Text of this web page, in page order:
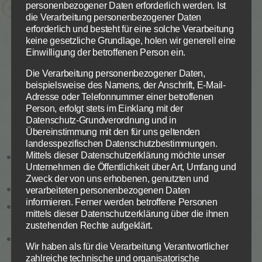
Eden: Rettung und Fruchtbarkeit und Leben. Das
alles wird nur möglich durch Buße, Umkehr und den
Geist Gottes, der auf sein Volk ausgegossen wird.
Dann erst kann und will Gott wieder bei seinem Volk
und in ihrer Mitte wohnen.
Segensspuren
Sündig gottfern zu leben bringt Not,
Zerstörung, Spott &Tod.
Gott im Herzen am ersten Platz ist der größte
Leben mit Gott ist der Garten Eden, Rettung,
Fruchtbarkeit und Leben.
Gegenwartdu preist.“
Zum Betrieb der Seite notwendige Cookies:
Name
PHP Session Cookie
Anbieter
Eigentümer dieser Website
Zweck
Absicherung Kontaktformular / SPAM
Schutz
Cookie Name
PHPSESSID
Cookie Laufzeit
Session
Name
Cookiespeicherung
Entscheidungscookie
Anbieter
Eigentümer dieser Website
Speichert die Einstellungen der Besucher
bezüglich der Speicherung von Cookies.
Cookie Name
dywc
Datenschutzeinstellungen
Wir nutzen Cookies auf unserer Website. Einige von ihnen
sind essenziell, während andere uns helfen, diese Website
und Ihre Erfahrung zu verbessern.
Notwendig Info Statistiken Info
ALLE AKZEPTIEREN
speichern
Die Auswahl kann in derDatenschutzerklärung
Impressum
personenbezogener Daten erforderlich werden. Ist
die Verarbeitung personenbezogener Daten
erforderlich und besteht für eine solche Verarbeitung
keine gesetzliche Grundlage, holen wir generell eine
Einwilligung der betroffenen Person ein.
Die Verarbeitung personenbezogener Daten,
beispielsweise des Namens, der Anschrift, E-Mail-
Adresse oder Telefonnummer einer betroffenen
Person, erfolgt stets im Einklang mit der
Datenschutz-Grundverordnung und in
Übereinstimmung mit den für uns geltenden
landesspezifischen Datenschutzbestimmungen.
Mittels dieser Datenschutzerklärung möchte unser
Unternehmen die Öffentlichkeit über Art, Umfang und
Zweck der von uns erhobenen, genutzten und
verarbeiteten personenbezogenen Daten
informieren. Ferner werden betroffene Personen
mittels dieser Datenschutzerklärung über die ihnen
zustehenden Rechte aufgeklärt.
Wir haben als für die Verarbeitung Verantwortlicher
zahlreiche technische und organisatorische